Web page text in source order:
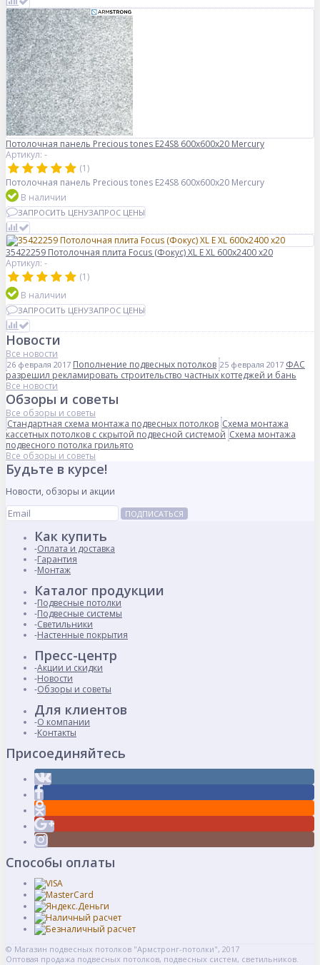
Потолочная панель Precious tones E24S8 600x600x20 Mercury
Артикул: -
(1)
Потолочная панель Precious tones E24S8 600x600x20 Mercury
В наличии
ЗАПРОСИТЬ ЦЕНУЗАПРОС ЦЕНЫ
35422259 Потолочная плита Focus (Фокус) XL E XL 600x2400 x20
Артикул: -
(1)
В наличии
ЗАПРОСИТЬ ЦЕНУЗАПРОС ЦЕНЫ
Новости
Все новости
26 февраля 2017 Пополнение подвесных потолков 25 февраля 2017 ФАС
разрешил рекламировать строительство частных коттеджей и бань
Все новости
Обзоры и советы
Все обзоры и советы
Стандартная схема монтажа подвесных потолков Схема монтажа
кассетных потолков с скрытой подвесной системой Схема монтажа
подвесного потолка грильято
Все обзоры и советы
Будьте в курсе!
Новости, обзоры и акции
ПОДПИСАТЬСЯ
Как купить
Оплата и доставка
Гарантия
Монтаж
Каталог продукции
Подвесные потолки
Подвесные системы
Светильники
Настенные покрытия
Пресс-центр
Акции и скидки
Новости
Обзоры и советы
Для клиентов
О компании
Контакты
Присоединяйтесь
Способы оплаты
© Магазин подвесных потолков "Армстронг-потолки", 2017
Оптовая продажа подвесных потолков, подвесных систем, светильников.